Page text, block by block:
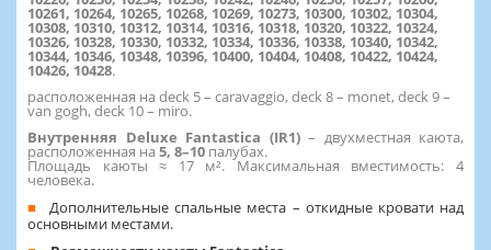
10261, 10264, 10265, 10268, 10269, 10273, 10300, 10302, 10304,
10308, 10310, 10312, 10314, 10316, 10318, 10320, 10322, 10324,
10326, 10328, 10330, 10332, 10334, 10336, 10338, 10340, 10342,
10344, 10346, 10348, 10396, 10400, 10404, 10408, 10422, 10424,
10426, 10428.
расположенная на deck 5 – caravaggio, deck 8 – monet, deck 9 –
van gogh, deck 10 – miro.
Внутренняя Deluxe Fantastica (IR1) – двухместная каюта,
расположенная на 5, 8–10 палубах.
Площадь каюты ≈ 17 м². Максимальная вместимость: 4
человека.
Дополнительные спальные места – откидные кровати над
основными местами.